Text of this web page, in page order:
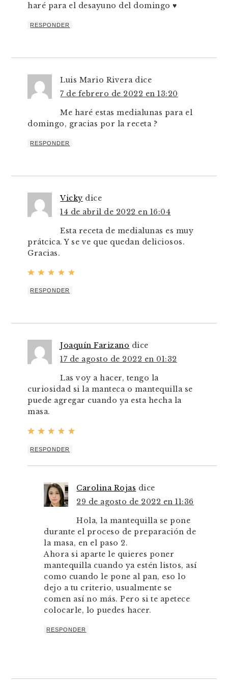
haré para el desayuno del domingo ♥️
RESPONDER
Luis Mario Rivera dice
7 de febrero de 2022 en 13:20
Me haré estas medialunas para el
domingo, gracias por la receta ?
RESPONDER
Vicky dice
14 de abril de 2022 en 16:04
Esta receta de medialunas es muy
prátcica. Y se ve que quedan deliciosos.
Gracias.
RESPONDER
Joaquín Farizano dice
17 de agosto de 2022 en 01:32
Las voy a hacer, tengo la
curiosidad si la manteca o mantequilla se
puede agregar cuando ya esta hecha la
masa.
RESPONDER
Carolina Rojas dice
29 de agosto de 2022 en 11:36
Hola, la mantequilla se pone
durante el proceso de preparación de
la masa, en el paso 2.
Ahora si aparte le quieres poner
mantequilla cuando ya estén listos, así
como cuando le pone al pan, eso lo
dejo a tu criterio, usualmente se
comen así no más. Pero si te apetece
colocarle, lo puedes hacer.
RESPONDER